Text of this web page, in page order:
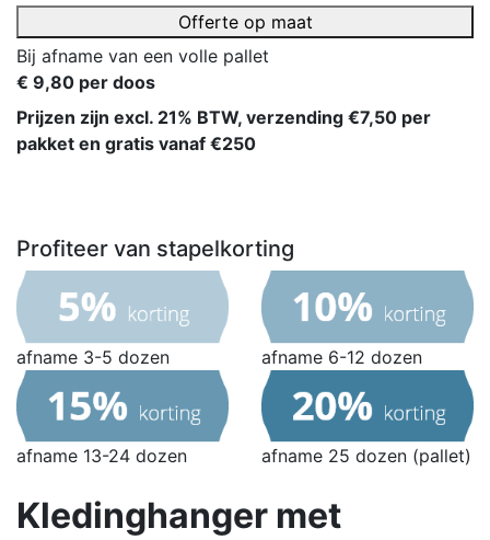
Offerte op maat
Bij afname van een volle pallet
€ 9,80 per doos
Prijzen zijn excl. 21% BTW, verzending €7,50 per
pakket en gratis vanaf €250
Profiteer van stapelkorting
afname 3-5 dozen afname 6-12 dozen
afname 13-24 dozen afname 25 dozen (pallet)
Kledinghanger met